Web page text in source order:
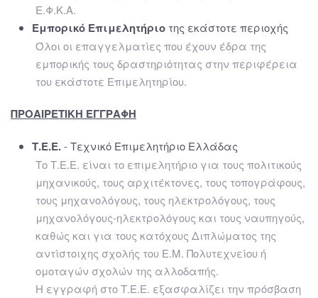
Ε.Φ.Κ.Α.
Εμπορικό Επιμελητήριο της εκάστοτε περιοχής
Όλοι οι επαγγελματίες που έχουν έδρα της
εμπορικής τους δραστηριότητας στην περιφέρεια
του εκάστοτε Επιμελητηρίου.
ΠΡΟΑΙΡΕΤΙΚΗ ΕΓΓΡΑΦΗ
Τ.Ε.Ε.- Τεχνικό Επιμελητήριο Ελλάδας
Το Τ.Ε.Ε. είναι το επιμελητήριο για τους πολιτικούς
μηχανικούς, τους αρχιτέκτονες, τους τοπογράφους,
τους μηχανολόγους, τους ηλεκτρολόγους, τους
μηχανολόγους-ηλεκτρολόγους και τους ναυπηγούς,
καθώς και για τους κατόχους Διπλώματος της
αντίστοιχης σχολής του Ε.Μ. Πολυτεχνείου ή
ομοταγών σχολών της αλλοδαπής.
Η εγγραφή στο Τ.Ε.Ε. εξασφαλίζει την πρόσβαση